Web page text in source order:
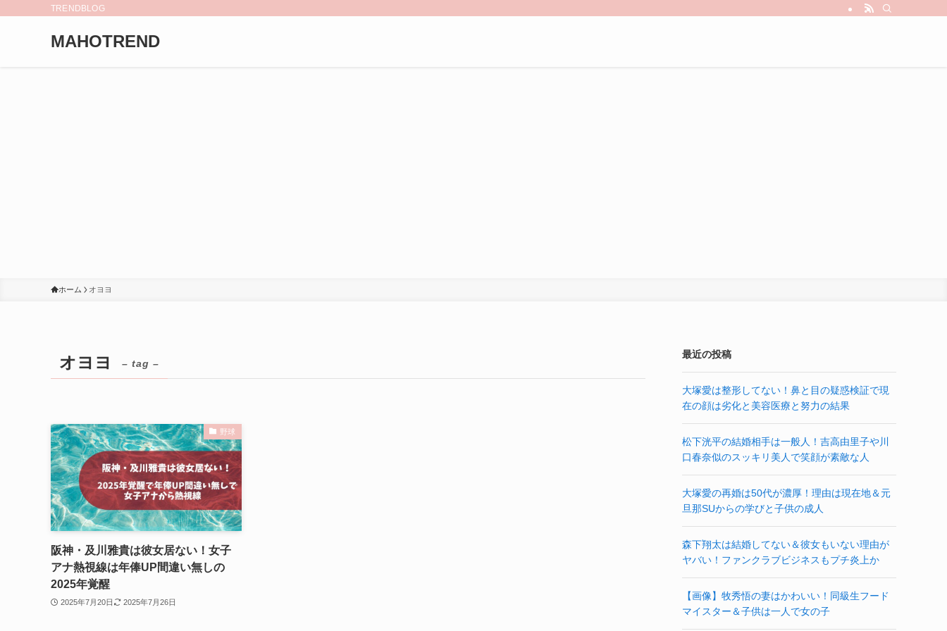
TRENDBLOG
MAHOTREND
ホーム オヨヨ
オヨヨ – tag –
野球
阪神・及川雅貴は彼女居ない！女子
アナ熱視線は年俸UP間違い無しの
2025年覚醒
2025年7月20日 2025年7月26日
最近の投稿
大塚愛は整形してない！鼻と目の疑惑検証で現
在の顔は劣化と美容医療と努力の結果
松下洸平の結婚相手は一般人！吉高由里子や川
口春奈似のスッキリ美人で笑顔が素敵な人
大塚愛の再婚は50代が濃厚！理由は現在地＆元
旦那SUからの学びと子供の成人
森下翔太は結婚してない＆彼女もいない理由が
ヤバい！ファンクラブビジネスもプチ炎上か
【画像】牧秀悟の妻はかわいい！同級生フード
マイスター＆子供は一人で女の子